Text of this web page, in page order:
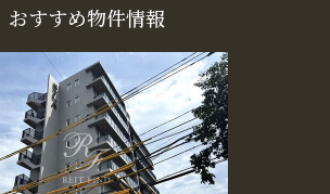
おすすめ物件情報